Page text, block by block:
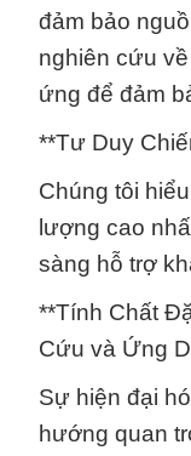
đảm bảo
nghiên cứu
ứng để đảm
**Tư Duy
Chúng tôi
lượng cao
sàng hỗ trợ
**Tính Chất
Cứu và Ứng
Sự hiện đại
hướng quan